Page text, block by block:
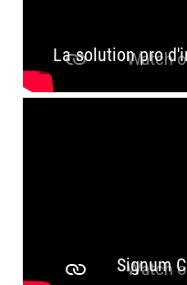
La solution pro
Signum